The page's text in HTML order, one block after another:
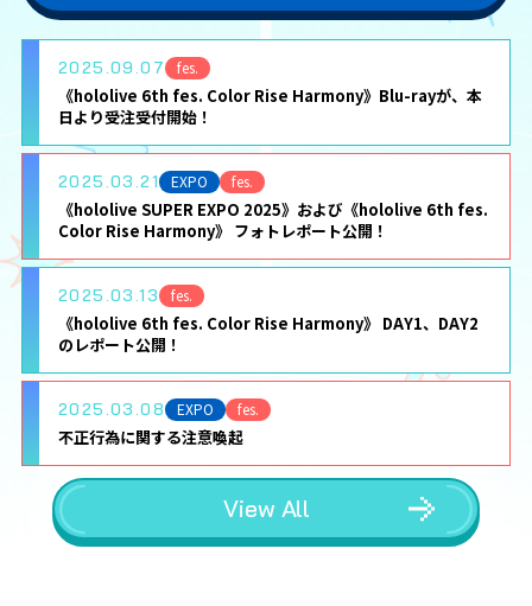
View All
2025.09.07 fes.
《hololive 6th fes. Color Rise Harmony》Blu-rayが、本
日より受注受付開始！
2025.03.21 EXPO fes.
《hololive SUPER EXPO 2025》および《hololive 6th fes.
Color Rise Harmony》 フォトレポート公開！
2025.03.13 fes.
《hololive 6th fes. Color Rise Harmony》 DAY1、DAY2
のレポート公開！
2025.03.08 EXPO fes.
不正行為に関する注意喚起